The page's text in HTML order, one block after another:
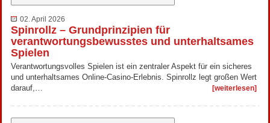
02. April 2026
Spinrollz – Grundprinzipien für
verantwortungsbewusstes und unterhaltsames
Spielen
Verantwortungsvolles Spielen ist ein zentraler Aspekt für ein sicheres
und unterhaltsames Online-Casino-Erlebnis. Spinrollz legt großen Wert
darauf,…
[weiterlesen]